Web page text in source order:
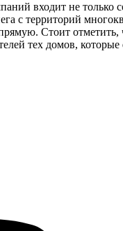
входит не
с территорий
Стоит отметить,
тех домов,